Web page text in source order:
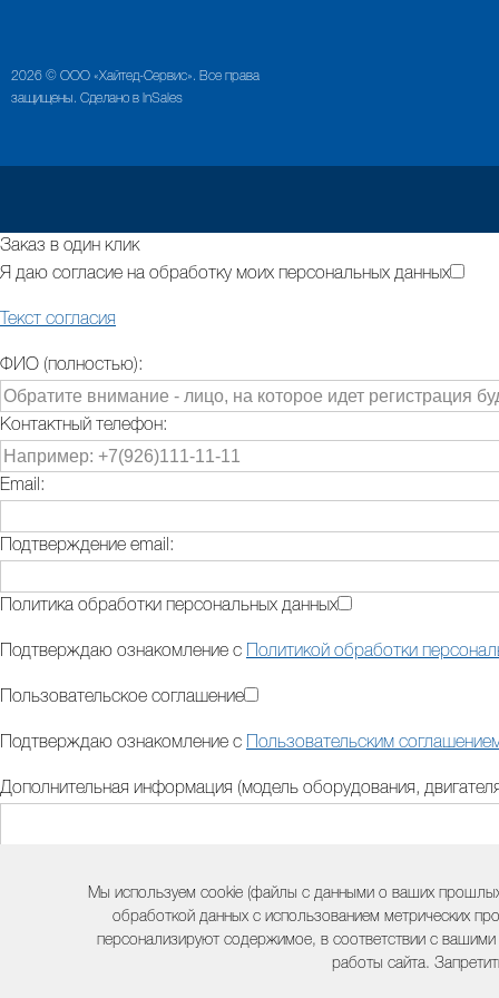
2026 © ООО «Хайтед-Сервис». Все права
защищены. Сделано в InSales
Мы используем cookie (файлы с данными о ваших
обработкой данных с использованием метрических
персонализируют содержимое, в соответствии с
работы сайта.
Заказ в один клик
Я даю согласие на обработку моих персональных данных
Текст согласия
ФИО (полностью):
Контактный телефон:
Email:
Подтверждение email:
Политика обработки персональных данных
Подтверждаю ознакомление с Политикой обработки
Пользовательское соглашение
Подтверждаю ознакомление с Пользовательским
Дополнительная информация (модель оборудования,
Контактный телефон:
Комментарий: